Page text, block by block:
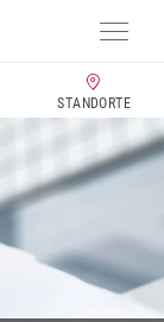
STANDORTE